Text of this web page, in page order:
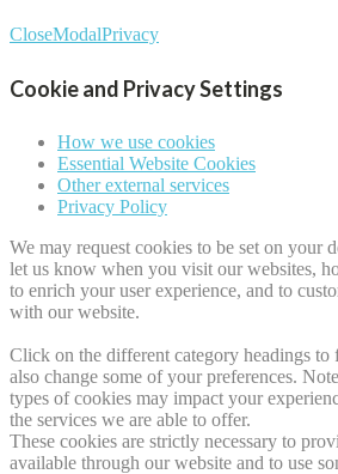
CloseModalPrivacy
Cookie and Privacy Settings
How we use cookies
Essential Website Cookies
Other external services
Privacy Policy
We may request cookies to be set on your
let us know when you visit our websites,
to enrich your user experience, and to
with our website.
Click on the different category headings to
also change some of your preferences.
types of cookies may impact your
the services we are able to offer.
These cookies are strictly necessary to
available through our website and to use